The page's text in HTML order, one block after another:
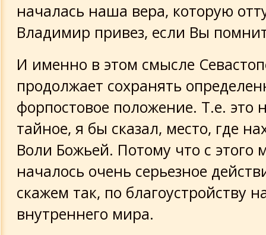
началась наша вера, которую
Владимир привез, если Вы
И именно в этом смысле
продолжает сохранять
форпостовое положение. Т.е. это
тайное, я бы сказал, место, где
Воли Божьей. Потому что с этого
началось очень серьезное
скажем так, по благоустройству
внутреннего мира.